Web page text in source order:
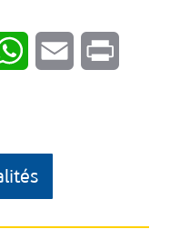
WhatsAppEmail